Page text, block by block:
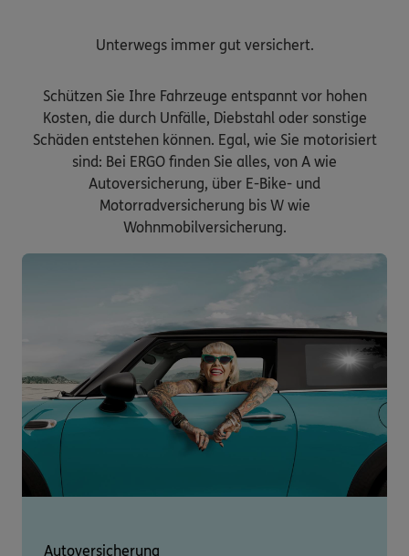
Unterwegs immer gut versichert.
Schützen Sie Ihre Fahrzeuge entspannt vor hohen
Kosten, die durch Unfälle, Diebstahl oder sonstige
Schäden entstehen können. Egal, wie Sie motorisiert
sind: Bei ERGO finden Sie alles, von A wie
Autoversicherung, über E-Bike- und
Motorradversicherung bis W wie
Wohnmobilversicherung.
Autoversicherung